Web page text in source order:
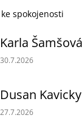
spokojenosti
Karla Šamšová
Hodnocení obchodu
30.7.2026
Dusan Kavicky
Hodnocení obchodu
27.7.2026